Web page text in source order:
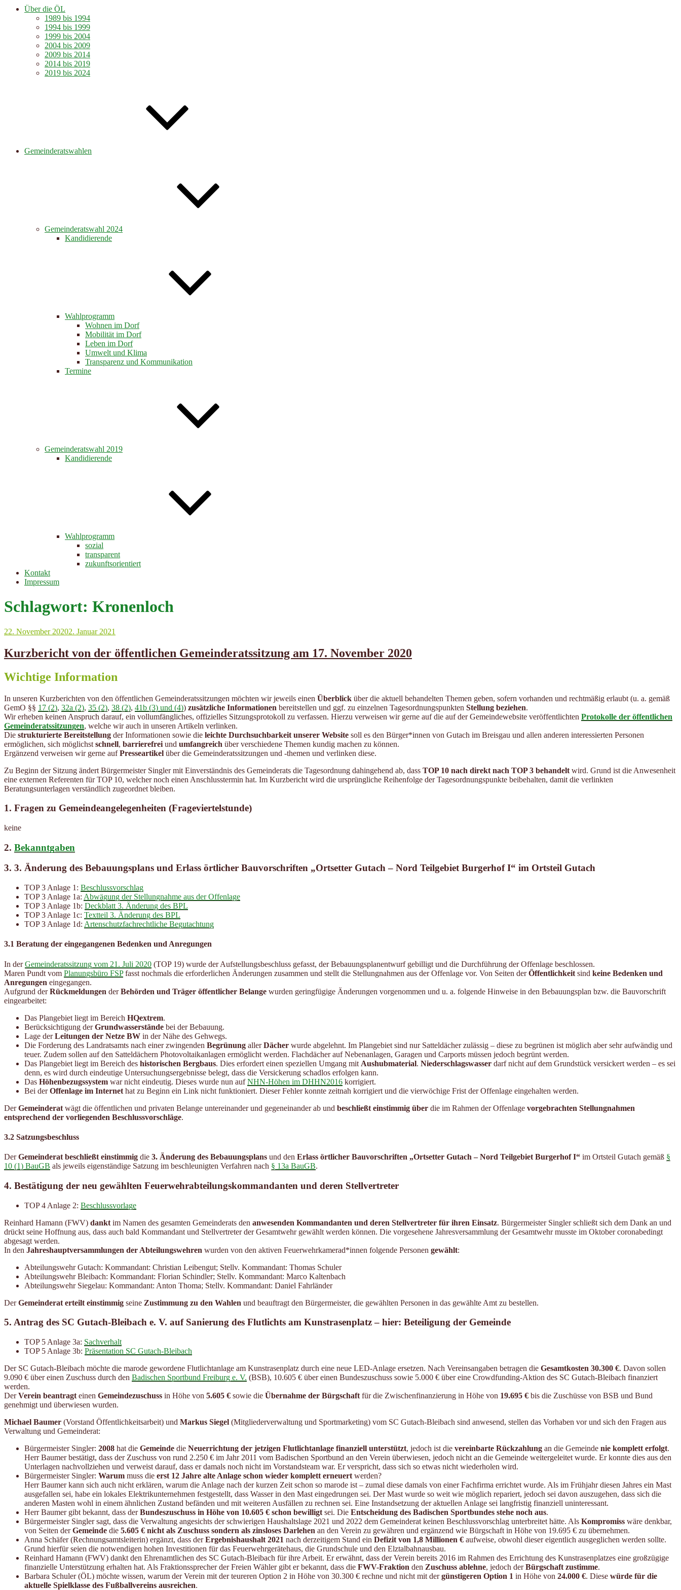
Über die ÖL
1989 bis 1994
1994 bis 1999
1999 bis 2004
2004 bis 2009
2009 bis 2014
2014 bis 2019
2019 bis 2024
Gemeinderatswahlen
Gemeinderatswahl 2024
Kandidierende
Wahlprogramm
Wohnen im Dorf
Mobilität im Dorf
Leben im Dorf
Umwelt und Klima
Transparenz und Kommunikation
Termine
Gemeinderatswahl 2019
Kandidierende
Wahlprogramm
sozial
transparent
zukunftsorientiert
Kontakt
Impressum
Schlagwort: Kronenloch
Veröffentlicht
22. November 20202. Januar 2021
Kurzbericht von der öffentlichen Gemeinderatssitzung am 17. November 2020
Wichtige Information
In unseren Kurzberichten von den öffentlichen Gemeinderatssitzungen möchten wir jeweils einen Überblick über die aktuell behandelten Themen geben, sofern vorhanden und rechtmäßig erlaubt (u. a. gemäß
GemO §§ 17 (2), 32a (2), 35 (2), 38 (2), 41b (3) und (4)) zusätzliche Informationen bereitstellen und ggf. zu einzelnen Tagesordnungspunkten Stellung beziehen.
Wir erheben keinen Anspruch darauf, ein vollumfängliches, offizielles Sitzungsprotokoll zu verfassen. Hierzu verweisen wir gerne auf die auf der Gemeindewebsite veröffentlichten Protokolle der öffentlichen
Gemeinderatssitzungen, welche wir auch in unseren Artikeln verlinken.
Die strukturierte Bereitstellung der Informationen sowie die leichte Durchsuchbarkeit unserer Website soll es den Bürger*innen von Gutach im Breisgau und allen anderen interessierten Personen
ermöglichen, sich möglichst schnell, barrierefrei und umfangreich über verschiedene Themen kundig machen zu können.
Ergänzend verweisen wir gerne aufPresseartikel über die Gemeinderatssitzungen und -themen und verlinken diese.
Zu Beginn der Sitzung ändert Bürgermeister Singler mit Einverständnis des Gemeinderats die Tagesordnung dahingehend ab, dass TOP 10 nach direkt nach TOP 3 behandelt wird. Grund ist die Anwesenheit
eine externen Referenten für TOP 10, welcher noch einen Anschlusstermin hat. Im Kurzbericht wird die ursprüngliche Reihenfolge der Tagesordnungspunkte beibehalten, damit die verlinkten
Beratungsunterlagen verständlich zugeordnet bleiben.
1. Fragen zu Gemeindeangelegenheiten (Frageviertelstunde)
keine
2. Bekanntgaben
3. 3. Änderung des Bebauungsplans und Erlass örtlicher Bauvorschriften „Ortsetter Gutach – Nord Teilgebiet Burgerhof I“ im Ortsteil Gutach
TOP 3 Anlage 1: Beschlussvorschlag
TOP 3 Anlage 1a: Abwägung der Stellungnahme aus der Offenlage
TOP 3 Anlage 1b: Deckblatt 3. Änderung des BPL
TOP 3 Anlage 1c: Textteil 3. Änderung des BPL
TOP 3 Anlage 1d: Artenschutzfachrechtliche Begutachtung
3.1 Beratung der eingegangenen Bedenken und Anregungen
In derGemeinderatssitzung vom 21. Juli 2020 (TOP 19) wurde der Aufstellungsbeschluss gefasst, der Bebauungsplanentwurf gebilligt und die Durchführung der Offenlage beschlossen.
Maren Pundt vom Planungsbüro FSPfasst nochmals die erforderlichen Änderungen zusammen und stellt die Stellungnahmen aus der Offenlage vor. Von Seiten derÖffentlichkeit sind keine Bedenken und
Anregungen eingegangen.
Aufgrund derRückmeldungen derBehörden und Träger öffentlicher Belange wurden geringfügige Änderungen vorgenommen und u. a. folgende Hinweise in den Bebauungsplan bzw. die Bauvorschrift
eingearbeitet:
Das Plangebiet liegt im Bereich HQextrem.
Berücksichtigung derGrundwasserstände bei der Bebauung.
Lage derLeitungen der Netze BW in der Nähe des Gehwegs.
Die Forderung des Landratsamts nach einer zwingenden Begrünung allerDächer wurde abgelehnt. Im Plangebiet sind nur Satteldächer zulässig – diese zu begrünen ist möglich aber sehr aufwändig und
teuer. Zudem sollen auf den Satteldächern Photovoltaikanlagen ermöglicht werden. Flachdächer auf Nebenanlagen, Garagen und Carports müssen jedoch begrünt werden.
Das Plangebiet liegt im Bereich des historischen Bergbaus. Dies erfordert einen speziellen Umgang mit Aushubmaterial. Niederschlagswasser darf nicht auf dem Grundstück versickert werden – es sei
denn, es wird durch eindeutige Untersuchungsergebnisse belegt, dass die Versickerung schadlos erfolgen kann.
Das Höhenbezugssystem war nicht eindeutig. Dieses wurde nun aufNHN-Höhen im DHHN2016 korrigiert.
Bei derOffenlage im Internet hat zu Beginn ein Link nicht funktioniert. Dieser Fehler konnte zeitnah korrigiert und die vierwöchige Frist der Offenlage eingehalten werden.
DerGemeinderat wägt die öffentlichen und privaten Belange untereinander und gegeneinander ab und beschließt einstimmig über die im Rahmen der Offenlage vorgebrachten Stellungnahmen
entsprechend der vorliegenden Beschlussvorschläge.
3.2 Satzungsbeschluss
DerGemeinderat beschließt einstimmig die 3. Änderung des Bebauungsplans und den Erlass örtlicher Bauvorschriften „Ortsetter Gutach – Nord Teilgebiet Burgerhof I“ im Ortsteil Gutach gemäß §
10 (1) BauGB als jeweils eigenständige Satzung im beschleunigten Verfahren nach § 13a BauGB.
4. Bestätigung der neu gewählten Feuerwehrabteilungskommandanten und deren Stellvertreter
TOP 4 Anlage 2: Beschlussvorlage
Reinhard Hamann (FWV) dankt im Namen des gesamten Gemeinderats den anwesenden Kommandanten und deren Stellvertreter für ihren Einsatz. Bürgermeister Singler schließt sich dem Dank an und
drückt seine Hoffnung aus, dass auch bald Kommandant und Stellvertreter der Gesamtwehr gewählt werden können. Die vorgesehene Jahresversammlung der Gesamtwehr musste im Oktober coronabedingt
abgesagt werden.
In den Jahreshauptversammlungen der Abteilungswehren wurden von den aktiven Feuerwehrkamerad*innen folgende Personen gewählt:
Abteilungswehr Gutach: Kommandant: Christian Leibengut; Stellv. Kommandant: Thomas Schuler
Abteilungswehr Bleibach: Kommandant: Florian Schindler; Stellv. Kommandant: Marco Kaltenbach
Abteilungswehr Siegelau: Kommandant: Anton Thoma; Stellv. Kommandant: Daniel Fahrländer
DerGemeinderat erteilt einstimmig seine Zustimmung zu den Wahlen und beauftragt den Bürgermeister, die gewählten Personen in das gewählte Amt zu bestellen.
5. Antrag des SC Gutach-Bleibach e. V. auf Sanierung des Flutlichts am Kunstrasenplatz – hier: Beteiligung der Gemeinde
TOP 5 Anlage 3a: Sachverhalt
TOP 5 Anlage 3b: Präsentation SC Gutach-Bleibach
Der SC Gutach-Bleibach möchte die marode gewordene Flutlichtanlage am Kunstrasenplatz durch eine neue LED-Anlage ersetzen. Nach Vereinsangaben betragen die Gesamtkosten 30.300 €. Davon sollen
9.090 € über einen Zuschuss durch den Badischen Sportbund Freiburg e. V. (BSB), 10.605 € über einen Bundeszuschuss sowie 5.000 € über eine Crowdfunding-Aktion des SC Gutach-Bleibach finanziert
werden.
DerVerein beantragt einen Gemeindezuschuss in Höhe von 5.605 € sowie die Übernahme der Bürgschaft für die Zwischenfinanzierung in Höhe von 19.695 € bis die Zuschüsse von BSB und Bund
genehmigt und überwiesen wurden.
Michael Baumer (Vorstand Öffentlichkeitsarbeit) und Markus Siegel (Mitgliederverwaltung und Sportmarketing) vom SC Gutach-Bleibach sind anwesend, stellen das Vorhaben vor und sich den Fragen aus
Verwaltung und Gemeinderat:
Bürgermeister Singler: 2008 hat die Gemeinde die Neuerrichtung der jetzigen Flutlichtanlage finanziell unterstützt, jedoch ist die vereinbarte Rückzahlung an die Gemeinde nie komplett erfolgt.
Herr Baumer bestätigt, dass der Zuschuss von rund 2.250 € im Jahr 2011 vom Badischen Sportbund an den Verein überwiesen, jedoch nicht an die Gemeinde weitergeleitet wurde. Er konnte dies aus den
Unterlagen nachvollziehen und verweist darauf, dass er damals noch nicht im Vorstandsteam war. Er verspricht, dass sich so etwas nicht wiederholen wird.
Bürgermeister Singler: Warum muss die erst 12 Jahre alte Anlage schon wieder komplett erneuert werden?
Herr Baumer kann sich auch nicht erklären, warum die Anlage nach der kurzen Zeit schon so marode ist – zumal diese damals von einer Fachfirma errichtet wurde. Als im Frühjahr diesen Jahres ein Mast
ausgefallen sei, habe ein lokales Elektrikunternehmen festgestellt, dass Wasser in den Mast eingedrungen sei. Der Mast wurde so weit wie möglich repariert, jedoch sei davon auszugehen, dass sich die
anderen Masten wohl in einem ähnlichen Zustand befänden und mit weiteren Ausfällen zu rechnen sei. Eine Instandsetzung der aktuellen Anlage sei langfristig finanziell uninteressant.
Herr Baumer gibt bekannt, dass derBundeszuschuss in Höhe von 10.605 € schon bewilligt sei. Die Entscheidung des Badischen Sportbundes stehe noch aus.
Bürgermeister Singler sagt, dass die Verwaltung angesichts der schwierigen Haushaltslage 2021 und 2022 dem Gemeinderat keinen Beschlussvorschlag unterbreitet hätte. Als Kompromiss wäre denkbar,
von Seiten derGemeinde die 5.605 € nicht als Zuschuss sondern als zinsloses Darlehen an den Verein zu gewähren und ergänzend wie Bürgschaft in Höhe von 19.695 € zu übernehmen.
Anna Schäfer (Rechnungsamtsleiterin) ergänzt, dass derErgebnishaushalt 2021 nach derzeitigem Stand ein Defizit von 1,8 Millionen € aufweise, obwohl dieser eigentlich ausgeglichen werden sollte.
Grund hierfür seien die notwendigen hohen Investitionen für das Feuerwehrgerätehaus, die Grundschule und den Elztalbahnausbau.
Reinhard Hamann (FWV) dankt den Ehrenamtlichen des SC Gutach-Bleibach für ihre Arbeit. Er erwähnt, dass der Verein bereits 2016 im Rahmen des Errichtung des Kunstrasenplatzes eine großzügige
finanzielle Unterstützung erhalten hat. Als Fraktionssprecher der Freien Wähler gibt er bekannt, dass die FWV-Fraktion den Zuschuss ablehne, jedoch derBürgschaft zustimme.
Barbara Schuler (ÖL) möchte wissen, warum der Verein mit der teureren Option 2 in Höhe von 30.300 € rechne und nicht mit dergünstigeren Option 1 in Höhe von 24.000 €. Diese würde für die
aktuelle Spielklasse des Fußballvereins ausreichen.